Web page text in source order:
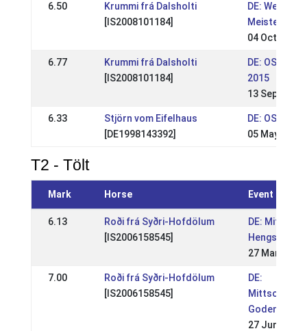
6.50
Krummi frá Dalsholti
[IS2008101184]
DE: Weser-
04 Oct 2015
6.77
Krummi frá Dalsholti
[IS2008101184]
DE: OSI /
2015
13 Sep 2015
6.33
Stjörn vom Eifelhaus
[DE1998143392]
DE: OSI
05 May 2013
T2 - Tölt
Mark Horse Event
6.13
Roði frá Syðri-Hofdölum
[IS2006158545]
DE:
27 Mar 2022
7.00
Roði frá Syðri-Hofdölum
[IS2006158545]
DE:
Godemoor
27 Jun 2021